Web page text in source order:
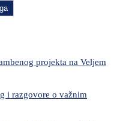
projekta na Veljem
i razgovore o važnim